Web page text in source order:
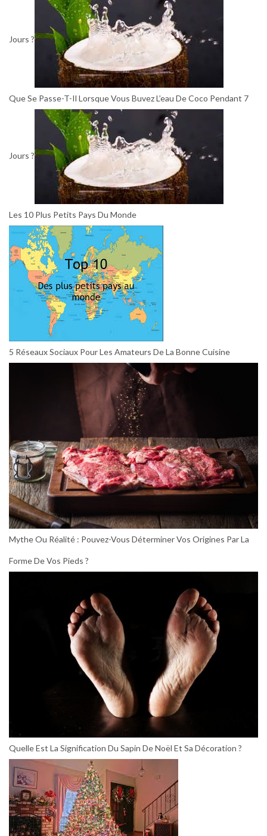
Jours ?
Que Se Passe-T-Il Lorsque Vous Buvez L’eau De Coco Pendant 7
Jours ?
Les 10 Plus Petits Pays Du Monde
5 Réseaux Sociaux Pour Les Amateurs De La Bonne Cuisine
Mythe Ou Réalité : Pouvez-Vous Déterminer Vos Origines Par La
Forme De Vos Pieds ?
Quelle Est La Signification Du Sapin De Noël Et Sa Décoration ?